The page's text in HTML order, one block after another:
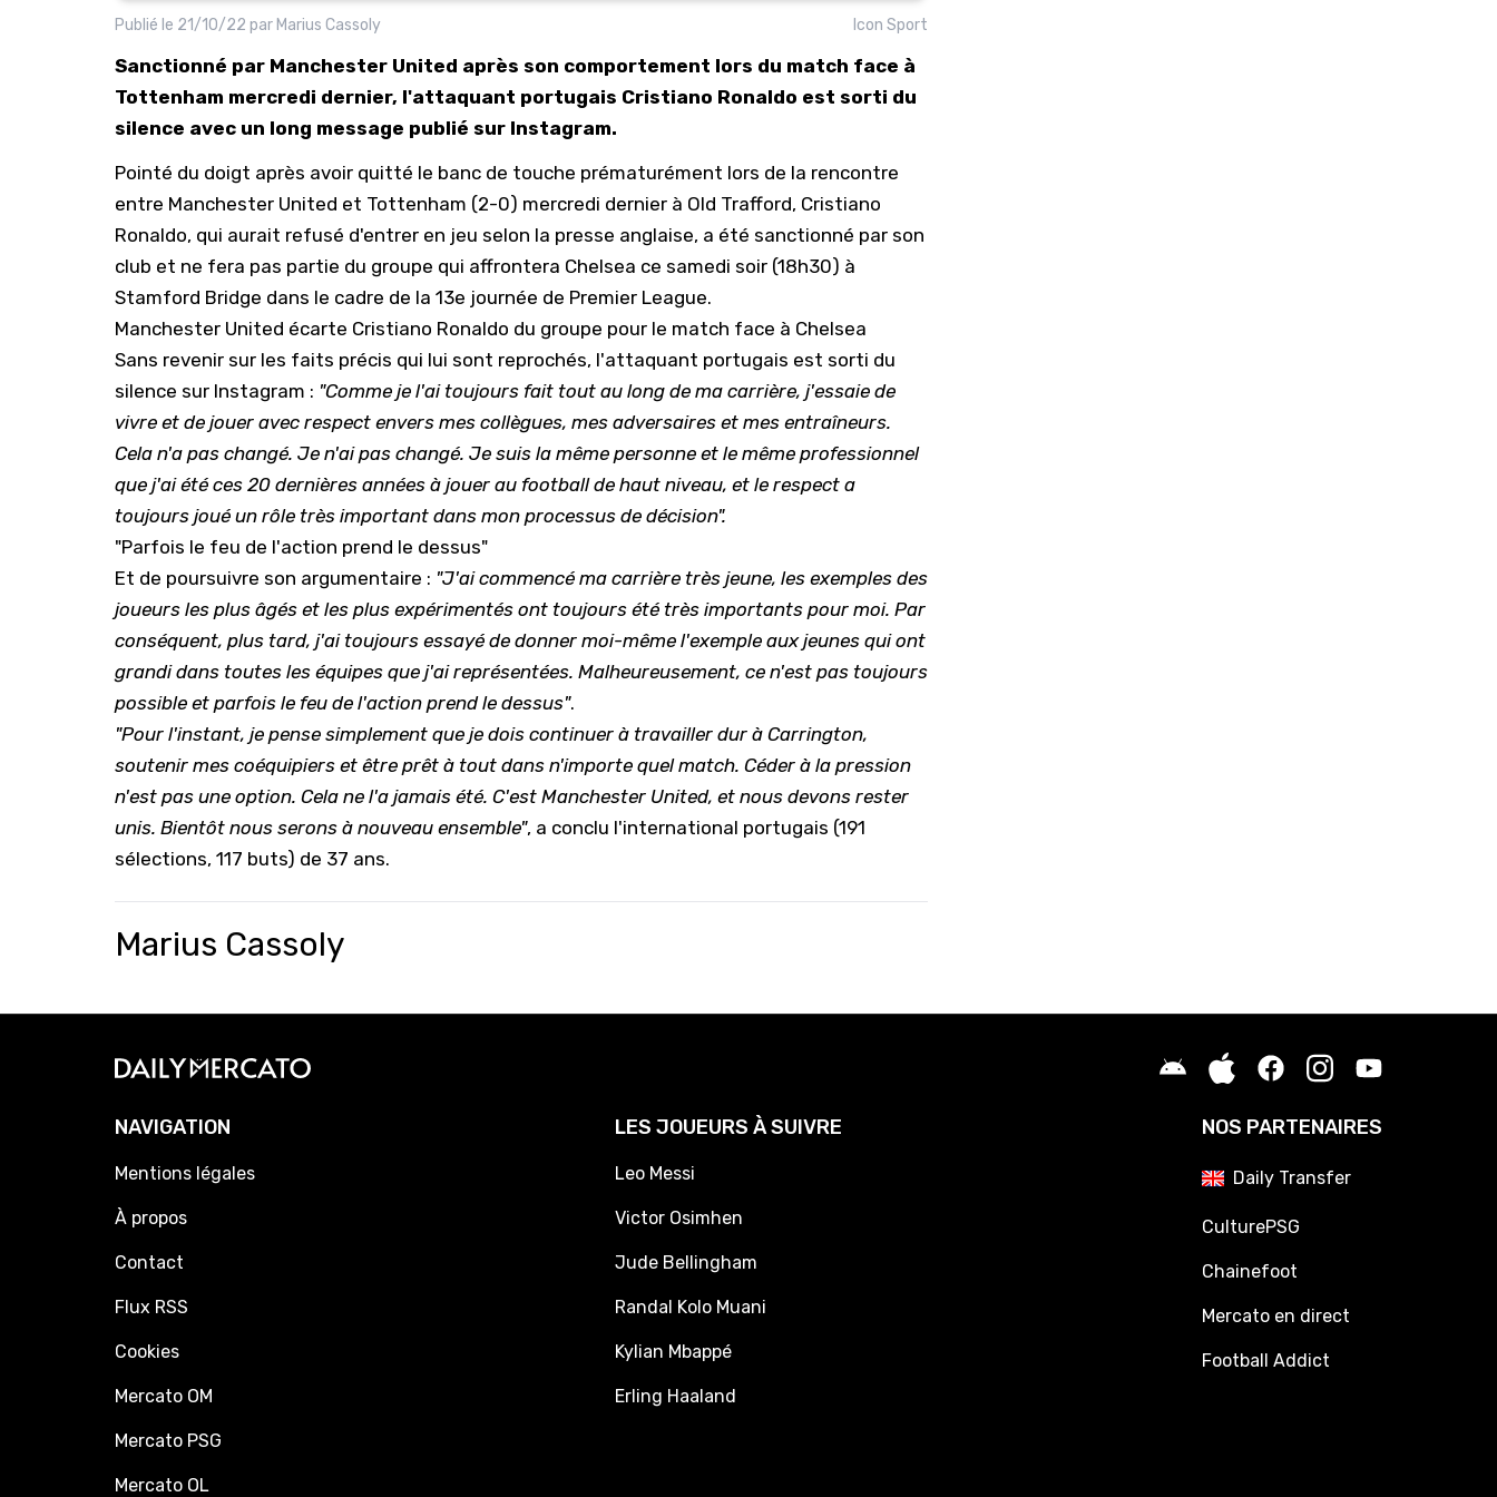
Publié le 21/10/22 par Marius Cassoly Icon Sport
Sanctionné par Manchester United après son comportement lors du match face à
Tottenham mercredi dernier, l'attaquant portugais Cristiano Ronaldo est sorti du
silence avec un long message publié sur Instagram.
Pointé du doigt après avoir quitté le banc de touche prématurément lors de la rencontre
entre Manchester United et Tottenham (2-0) mercredi dernier à Old Trafford, Cristiano
Ronaldo, qui aurait refusé d'entrer en jeu selon la presse anglaise, a été sanctionné par son
club et ne fera pas partie du groupe qui affrontera Chelsea ce samedi soir (18h30) à
Stamford Bridge dans le cadre de la 13e journée de Premier League.
Manchester United écarte Cristiano Ronaldo du groupe pour le match face à Chelsea
Sans revenir sur les faits précis qui lui sont reprochés, l'attaquant portugais est sorti du
silence sur Instagram : "Comme je l'ai toujours fait tout au long de ma carrière, j'essaie de
vivre et de jouer avec respect envers mes collègues, mes adversaires et mes entraîneurs.
Cela n'a pas changé. Je n'ai pas changé. Je suis la même personne et le même professionnel
que j'ai été ces 20 dernières années à jouer au football de haut niveau, et le respect a
toujours joué un rôle très important dans mon processus de décision".
"Parfois le feu de l'action prend le dessus"
Et de poursuivre son argumentaire : "J'ai commencé ma carrière très jeune, les exemples des
joueurs les plus âgés et les plus expérimentés ont toujours été très importants pour moi. Par
conséquent, plus tard, j'ai toujours essayé de donner moi-même l'exemple aux jeunes qui ont
grandi dans toutes les équipes que j'ai représentées. Malheureusement, ce n'est pas toujours
possible et parfois le feu de l'action prend le dessus".
"Pour l'instant, je pense simplement que je dois continuer à travailler dur à Carrington,
soutenir mes coéquipiers et être prêt à tout dans n'importe quel match. Céder à la pression
n'est pas une option. Cela ne l'a jamais été. C'est Manchester United, et nous devons rester
unis. Bientôt nous serons à nouveau ensemble", a conclu l'international portugais (191
sélections, 117 buts) de 37 ans.
Marius Cassoly
NAVIGATION
Mentions légales
À propos
Contact
Flux RSS
Cookies
Mercato OM
Mercato PSG
Mercato OL
LES JOUEURS À SUIVRE
Leo Messi
Victor Osimhen
Jude Bellingham
Randal Kolo Muani
Kylian Mbappé
Erling Haaland
NOS PARTENAIRES
Daily Transfer
CulturePSG
Chainefoot
Mercato en direct
Football Addict